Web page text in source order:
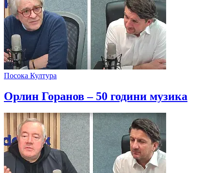
Посока Култура
Орлин Горанов – 50 години музика